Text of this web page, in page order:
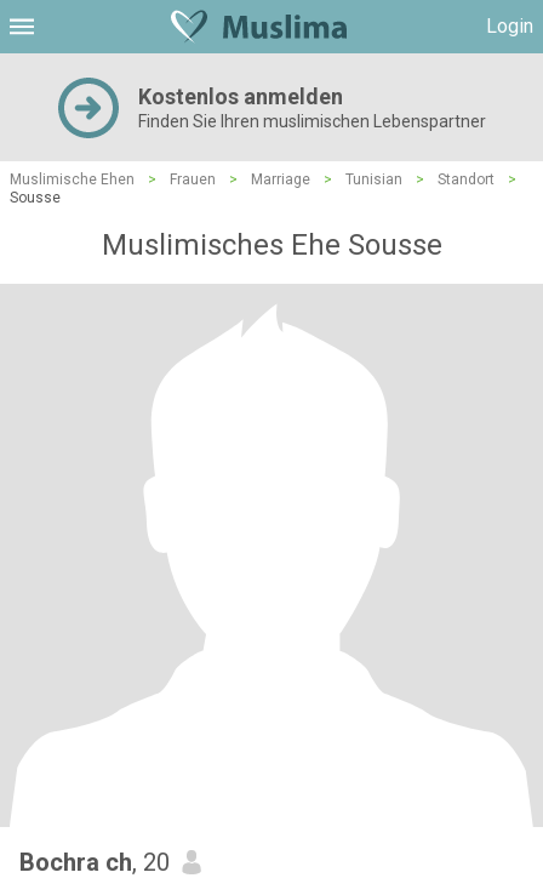
Login
Kostenlos anmelden
Finden Sie Ihren muslimischen Lebenspartner
Muslimische Ehen > Frauen > Marriage > Tunisian > Standort
>
Sousse
Muslimisches Ehe Sousse
Bochra ch, 20